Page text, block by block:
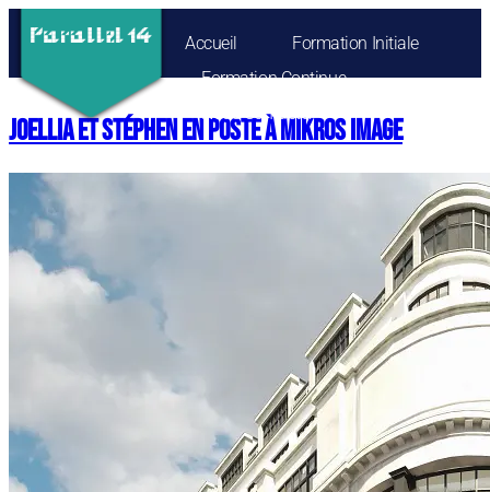
Accueil
Formation Initiale
Formation Continue
Nous Contacter
Joellia et Stéphen en poste à Mikros Image